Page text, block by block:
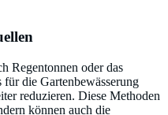
Regentonnen oder das
für die Gartenbewässerung
reduzieren. Diese Methoden
können auch die